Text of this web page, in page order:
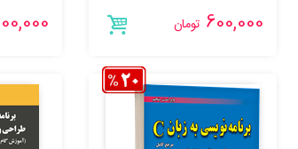
600,000 تومان